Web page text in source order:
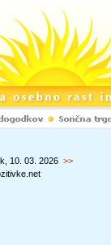
10. 03. 2026 >>